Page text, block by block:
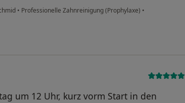
• Professionelle Zahnreinigung (Prophylaxe) •
um 12 Uhr, kurz vorm Start in den